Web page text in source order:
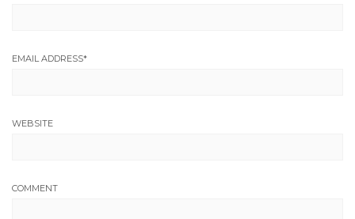
EMAIL ADDRESS*
WEBSITE
COMMENT